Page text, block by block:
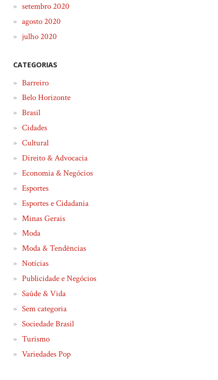
setembro 2020
agosto 2020
julho 2020
CATEGORIAS
Barreiro
Belo Horizonte
Brasil
Cidades
Cultural
Direito & Advocacia
Economia & Negócios
Esportes
Esportes e Cidadania
Minas Gerais
Moda
Moda & Tendências
Notícias
Publicidade e Negócios
Saúde & Vida
Sem categoria
Sociedade Brasil
Turismo
Variedades Pop